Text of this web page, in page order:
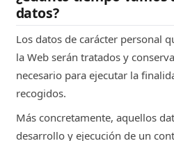
datos?
Los datos de carácter personal
la Web serán tratados y
necesario para ejecutar la
recogidos.
Más concretamente, aquellos
desarrollo y ejecución de un